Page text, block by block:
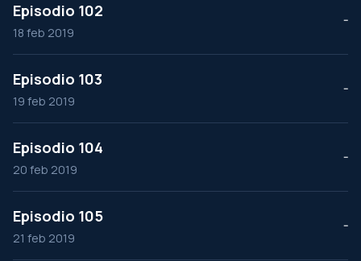
Episodio 102
18 feb 2019
--
Episodio 103
19 feb 2019
--
Episodio 104
20 feb 2019
--
Episodio 105
21 feb 2019
--